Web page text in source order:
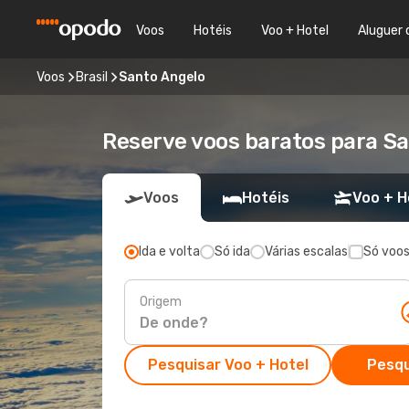
Voos Hotéis Voo + Hotel Aluguer
Voos Brasil Santo Angelo
Reserve voos baratos para
Voos Hotéis Voo +
Ida e volta Só ida Várias escalas Só
Origem
Pesquisar Voo + Hotel